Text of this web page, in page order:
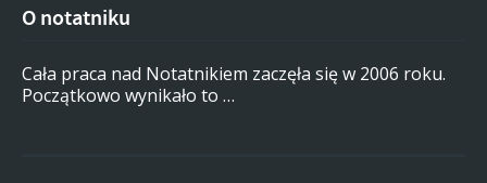
O notatniku
Cała praca nad Notatnikiem zaczęła się w 2006 roku.
Początkowo wynikało to …